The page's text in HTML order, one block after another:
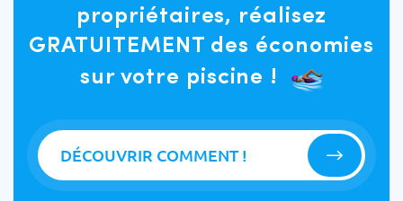
propriétaires, réalisez
GRATUITEMENT des économies
sur votre piscine !
DÉCOUVRIR COMMENT !